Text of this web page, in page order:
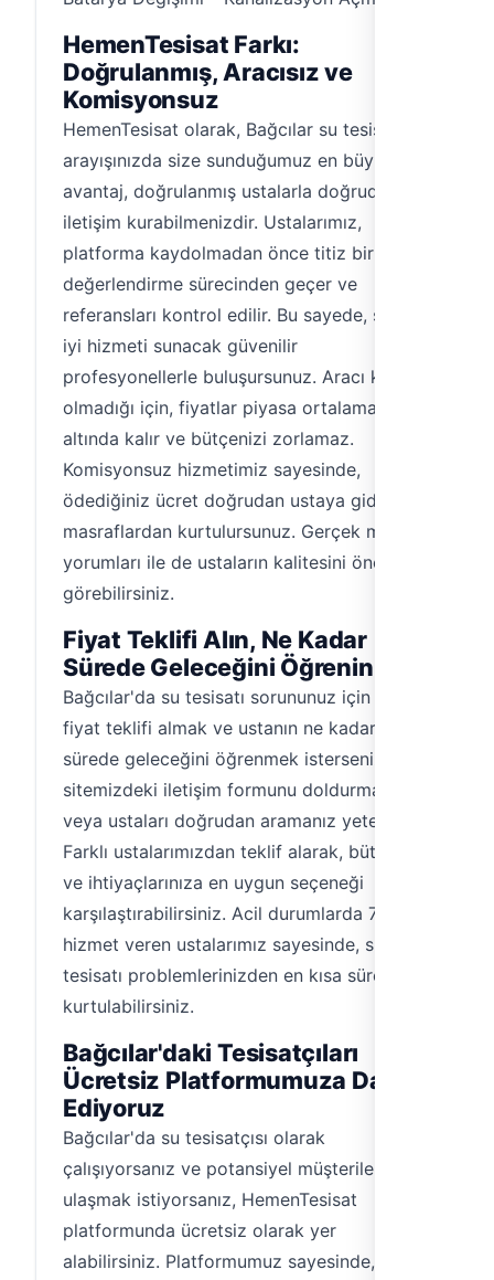
HemenTesisat Farkı:
Doğrulanmış, Aracısız ve
Komisyonsuz
HemenTesisat olarak, Bağcılar su tesisatçısı
arayışınızda size sunduğumuz en büyük
avantaj, doğrulanmış ustalarla doğrudan
iletişim kurabilmenizdir. Ustalarımız,
platforma kaydolmadan önce titiz bir
değerlendirme sürecinden geçer ve
referansları kontrol edilir. Bu sayede, size en
iyi hizmeti sunacak güvenilir
profesyonellerle buluşursunuz. Aracı kurum
olmadığı için, fiyatlar piyasa ortalamasının
altında kalır ve bütçenizi zorlamaz.
Komisyonsuz hizmetimiz sayesinde,
ödediğiniz ücret doğrudan ustaya gider, ek
masraflardan kurtulursunuz. Gerçek müşteri
yorumları ile de ustaların kalitesini önceden
görebilirsiniz.
Fiyat Teklifi Alın, Ne Kadar
Sürede Geleceğini Öğrenin
Bağcılar'da su tesisatı sorununuz için hemen
fiyat teklifi almak ve ustanın ne kadar
sürede geleceğini öğrenmek isterseniz,
sitemizdeki iletişim formunu doldurmanız
veya ustaları doğrudan aramanız yeterlidir.
Farklı ustalarımızdan teklif alarak, bütçenize
ve ihtiyaçlarınıza en uygun seçeneği
karşılaştırabilirsiniz. Acil durumlarda 7/24
hizmet veren ustalarımız sayesinde, su
tesisatı problemlerinizden en kısa sürede
kurtulabilirsiniz.
Bağcılar'daki Tesisatçıları
Ücretsiz Platformumuza Davet
Ediyoruz
Bağcılar'da su tesisatçısı olarak
çalışıyorsanız ve potansiyel müşterilere
ulaşmak istiyorsanız, HemenTesisat
platformunda ücretsiz olarak yer
alabilirsiniz. Platformumuz sayesinde,